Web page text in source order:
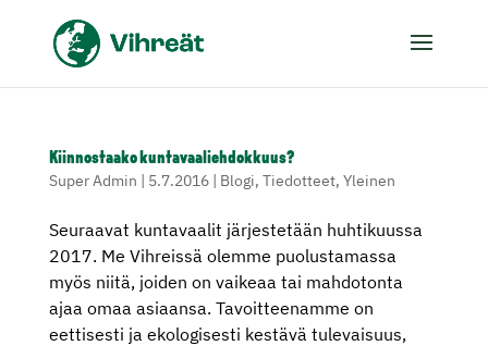
Kiinnostaako kuntavaaliehdokkuus?
Super Admin | 5.7.2016| Blogi, Tiedotteet, Yleinen
Seuraavat kuntavaalit järjestetään huhtikuussa
2017. Me Vihreissä olemme puolustamassa
myös niitä, joiden on vaikeaa tai mahdotonta
ajaa omaa asiaansa. Tavoitteenamme on
eettisesti ja ekologisesti kestävä tulevaisuus,